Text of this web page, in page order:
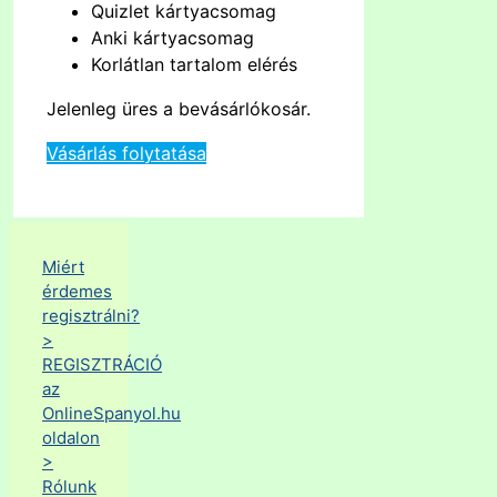
Quizlet kártyacsomag
Anki kártyacsomag
Korlátlan tartalom elérés
Jelenleg üres a bevásárlókosár.
Vásárlás folytatása
Miért
érdemes
regisztrálni?
>
REGISZTRÁCIÓ
az
OnlineSpanyol.hu
oldalon
>
Rólunk